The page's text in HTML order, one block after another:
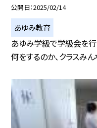
公開日 2025/02/14
あゆみ教育
あゆみ学級で学級会を行
何をするのか、クラスみ